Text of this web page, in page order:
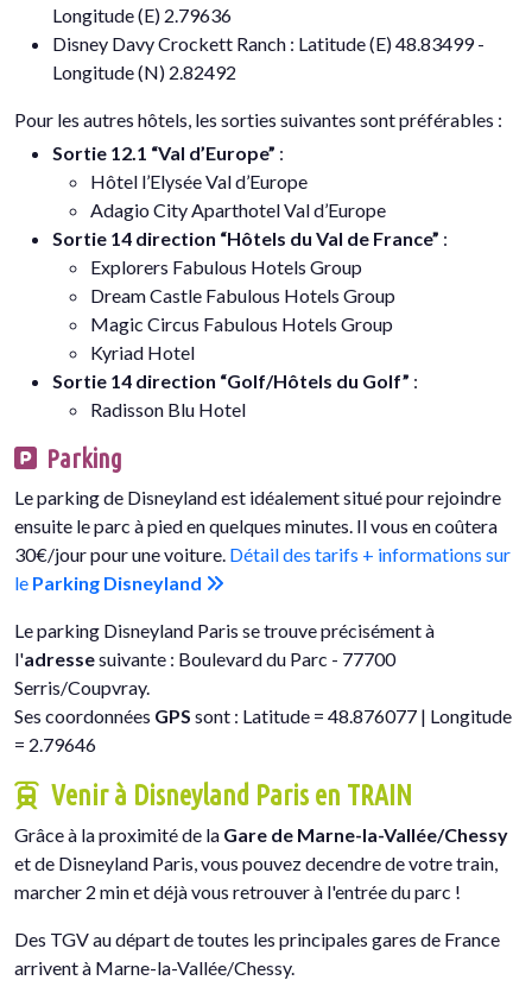
Longitude (E) 2.79636
Disney Davy Crockett Ranch : Latitude (E) 48.83499 -
Longitude (N) 2.82492
Pour les autres hôtels, les sorties suivantes sont préférables :
Sortie 12.1 “Val d’Europe” :
Hôtel l’Elysée Val d’Europe
Adagio City Aparthotel Val d’Europe
Sortie 14 direction “Hôtels du Val de France” :
Explorers Fabulous Hotels Group
Dream Castle Fabulous Hotels Group
Magic Circus Fabulous Hotels Group
Kyriad Hotel
Sortie 14 direction “Golf/Hôtels du Golf” :
Radisson Blu Hotel
Parking
Le parking de Disneyland est idéalement situé pour rejoindre
ensuite le parc à pied en quelques minutes. Il vous en coûtera
30€/jour pour une voiture. Détail des tarifs + informations sur
le Parking Disneyland
Le parking Disneyland Paris se trouve précisément à
l'adressesuivante : Boulevard du Parc - 77700
Serris/Coupvray.
Ses coordonnées GPS sont : Latitude = 48.876077 | Longitude
= 2.79646
Venir à Disneyland Paris en TRAIN
Grâce à la proximité de la Gare de Marne-la-Vallée/Chessy
et de Disneyland Paris, vous pouvez decendre de votre train,
marcher 2 min et déjà vous retrouver à l'entrée du parc !
Des TGV au départ de toutes les principales gares de France
arrivent à Marne-la-Vallée/Chessy.